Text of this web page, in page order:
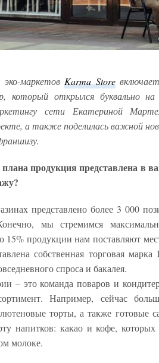
эко-маркетов Karma Store
который открылся буквально
сети Екатериной
а также поделилась важной
продукция представлена в
представлено более 3 000
мы стремимся
15% продукции нам поставляют
собственная торговая
спроса и бакалея.
– это команда поваров и
Например, сейчас
торты, а также
напитков: какао и кофе,
молоке.